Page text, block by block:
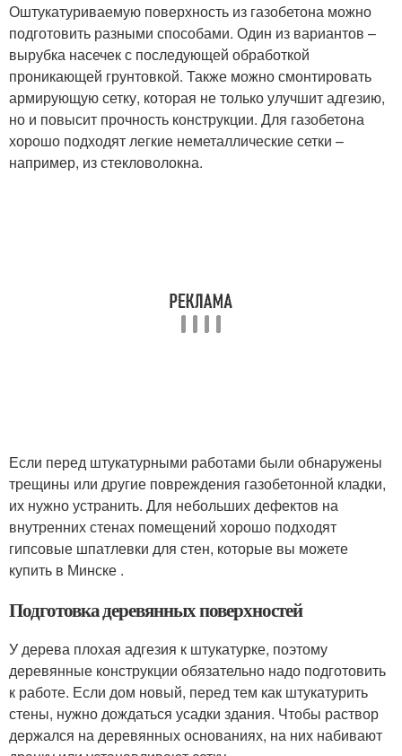
Оштукатуриваемую поверхность из газобетона можно
подготовить разными способами. Один из вариантов –
вырубка насечек с последующей обработкой
проникающей грунтовкой. Также можно смонтировать
армирующую сетку, которая не только улучшит адгезию,
но и повысит прочность конструкции. Для газобетона
хорошо подходят легкие неметаллические сетки –
например, из стекловолокна.
Если перед штукатурными работами были обнаружены
трещины или другие повреждения газобетонной кладки,
их нужно устранить. Для небольших дефектов на
внутренних стенах помещений хорошо подходят
гипсовые шпатлевки для стен, которые вы можете
купить в Минске .
Подготовка деревянных поверхностей
У дерева плохая адгезия к штукатурке, поэтому
деревянные конструкции обязательно надо подготовить
к работе. Если дом новый, перед тем как штукатурить
стены, нужно дождаться усадки здания. Чтобы раствор
держался на деревянных основаниях, на них набивают